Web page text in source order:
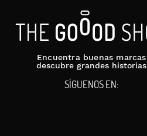
Encuentra buenas marcas
descubre grandes historias
SÍGUENOS EN: